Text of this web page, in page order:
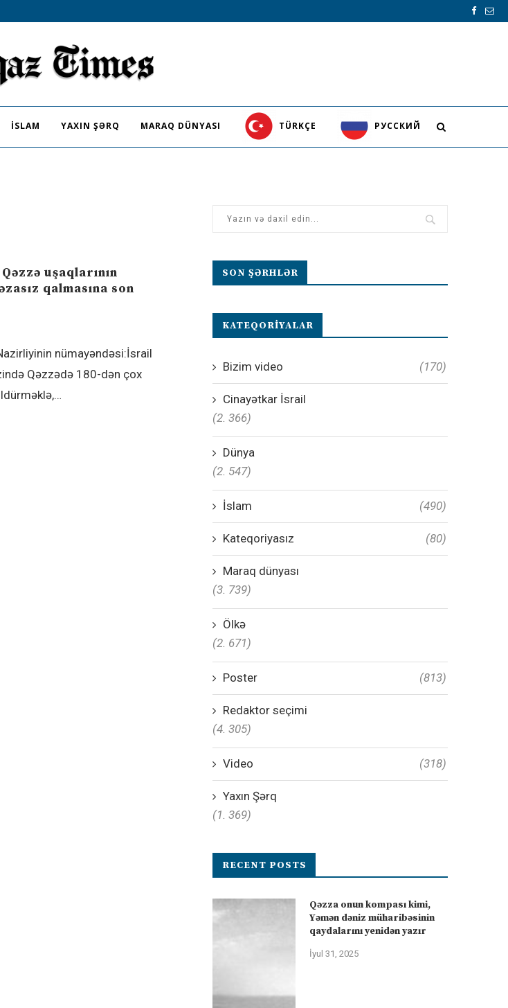
dəvət...
İSLAM YAXIN ŞƏRQ MARAQ DÜNYASI TÜRKÇE PУССКИЙ
uşaqlarının
qalmasına son
nümayəndəsi:İsrail
Qəzzədə 180-dən çox
SON ŞƏRHLƏR
KATEQORIYALAR
Bizim video (170)
Cinayətkar İsrail
(2. 366)
Dünya
(2. 547)
İslam (490)
Kateqoriyasız (80)
Maraq dünyası
(3. 739)
Ölkə
(2. 671)
Poster (813)
Redaktor seçimi
(4. 305)
Video (318)
Yaxın Şərq
(1. 369)
RECENT POSTS
Qəzza onun kompası kimi,
Yəmən dəniz müharibəsinin
qaydalarını yenidən yazır
İyul 31, 2025